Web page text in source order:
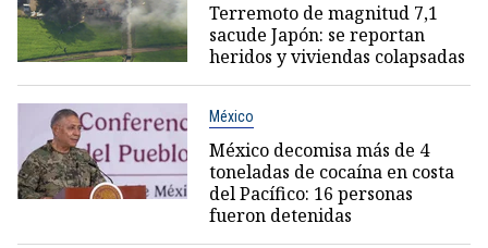
Terremoto de magnitud 7,1
sacude Japón: se reportan
heridos y viviendas colapsadas
México
México decomisa más de 4
toneladas de cocaína en costa
del Pacífico: 16 personas
fueron detenidas